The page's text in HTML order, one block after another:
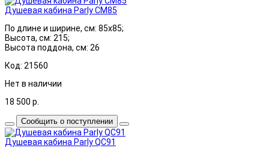
Душевая кабина Parly CM85
По длине и ширине, см: 85x85;
Высота, см: 215;
Высота поддона, см: 26
Код: 21560
Нет в наличии
18 500 р.
Сообщить о поступлении
Душевая кабина Parly QC91